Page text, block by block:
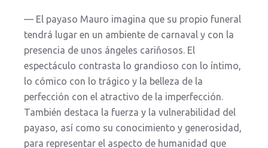
— El payaso Mauro imagina que su propio funeral
tendrá lugar en un ambiente de carnaval y con la
presencia de unos ángeles cariñosos. El
espectáculo contrasta lo grandioso con lo íntimo,
lo cómico con lo trágico y la belleza de la
perfección con el atractivo de la imperfección.
También destaca la fuerza y la vulnerabilidad del
payaso, así como su conocimiento y generosidad,
para representar el aspecto de humanidad que